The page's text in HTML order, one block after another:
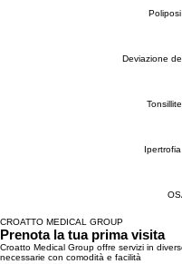
CROATTO MEDICAL GROUP
Prenota la tua prima visita
Croatto Medical Group offre servizi in